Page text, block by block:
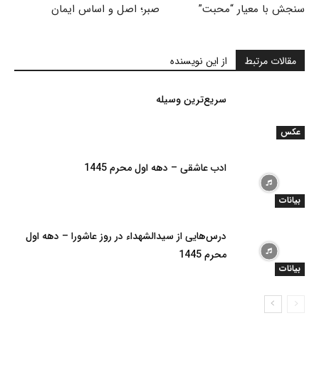
صبر؛ اصل و اساس ایمان سنجش با معیار “محبت”
مقالات مرتبط از این نویسنده
عکس
سریع‌ترین وسیله
بیانات
ادب عاشقی – دهه اول محرم 1445
بیانات
درس‌هایی از سیدالشهداء در روز عاشورا – دهه اول
محرم 1445